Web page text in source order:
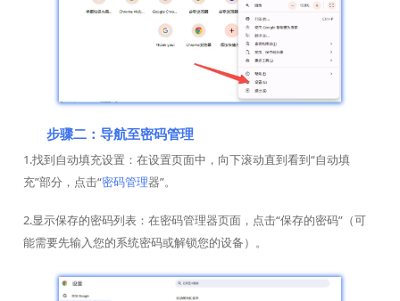
步骤二：导航至密码管理
1.找到自动填充设置：在设置页面中，向下滚动直到看到“自动填
充”部分，点击“密码管理器”。
2.显示保存的密码列表：在密码管理器页面，点击“保存的密码”（可
能需要先输入您的系统密码或解锁您的设备）。